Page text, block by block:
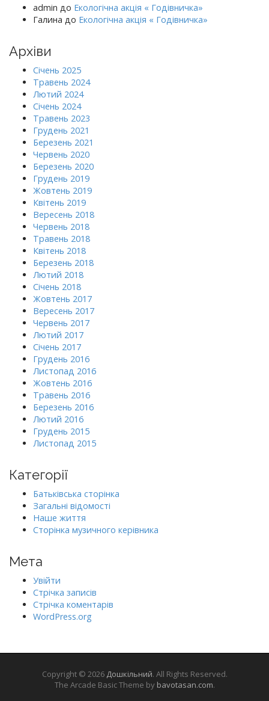
admin до Екологічна акція « Годівничка»
Галина до Екологічна акція « Годівничка»
Архіви
Січень 2025
Травень 2024
Лютий 2024
Січень 2024
Травень 2023
Грудень 2021
Березень 2021
Червень 2020
Березень 2020
Грудень 2019
Жовтень 2019
Квітень 2019
Вересень 2018
Червень 2018
Травень 2018
Квітень 2018
Березень 2018
Лютий 2018
Січень 2018
Жовтень 2017
Вересень 2017
Червень 2017
Лютий 2017
Січень 2017
Грудень 2016
Листопад 2016
Жовтень 2016
Травень 2016
Березень 2016
Лютий 2016
Грудень 2015
Листопад 2015
Категорії
Батьківська сторінка
Загальні відомості
Наше життя
Сторінка музичного керівника
Мета
Увійти
Стрічка записів
Стрічка коментарів
WordPress.org
Copyright © 2026 Дошкільний. All Rights Reserved.
The Arcade Basic Theme by bavotasan.com.